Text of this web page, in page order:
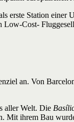
erste Station einer
Low-Cost-
an. Von
aller Welt. Die
ihrem Bau